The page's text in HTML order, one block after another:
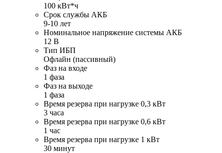
100 кВт*ч
Срок службы АКБ
9-10 лет
Номинальное напряжение системы АКБ
12 В
Тип ИБП
Офлайн (пассивный)
Фаз на входе
1 фаза
Фаз на выходе
1 фаза
Время резерва при нагрузке 0,3 кВт
3 часа
Время резерва при нагрузке 0,6 кВт
1 час
Время резерва при нагрузке 1 кВт
30 минут